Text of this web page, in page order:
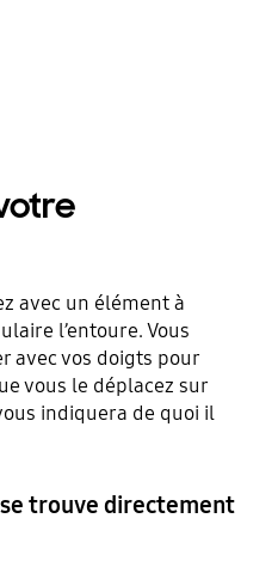
avec un élément à
l’entoure. Vous
avec vos doigts pour
vous le déplacez sur
indiquera de quoi il
trouve directement